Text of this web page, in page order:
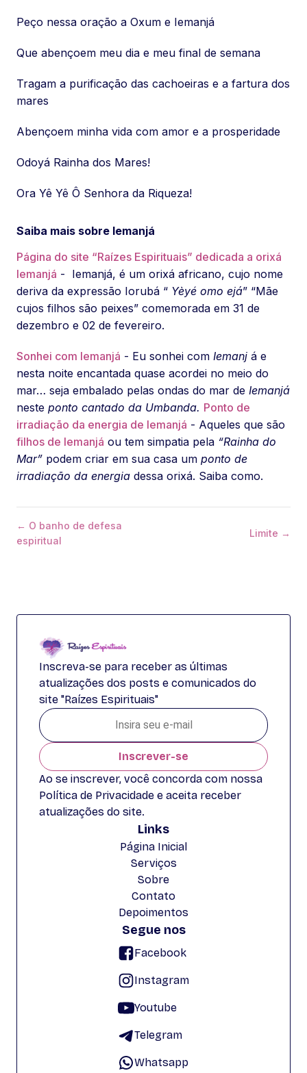
Peço nessa oração a Oxum e Iemanjá
Que abençoem meu dia e meu final de semana
Tragam a purificação das cachoeiras e a fartura dos
mares
Abençoem minha vida com amor e a prosperidade
Odoyá Rainha dos Mares!
Ora Yê Yê Ô Senhora da Riqueza!
Saiba mais sobre Iemanjá
Página do site “Raízes Espirituais” dedicada a orixá
Iemanjá - Iemanjá, é um orixá africano, cujo nome
deriva da expressão Iorubá “ Yèyé omo ejá” “Mãe
cujos filhos são peixes” comemorada em 31 de
dezembro e 02 de fevereiro.
Sonhei com Iemanjá - Eu sonhei com Iemanj á e
nesta noite encantada quase acordei no meio do
mar… seja embalado pelas ondas do mar de Iemanjá
neste ponto cantado da Umbanda. Ponto de
irradiação da energia de Iemanjá - Aqueles que são
filhos de Iemanjá ou tem simpatia pela “Rainha do
Mar” podem criar em sua casa um ponto de
irradiação da energia dessa orixá. Saiba como.
← O banho de defesa
espiritual
Limite →
Inscreva-se para receber as últimas
atualizações dos posts e comunicados do
site "Raízes Espirituais"
Inscrever-se
Ao se inscrever, você concorda com nossa
Política de Privacidade e aceita receber
atualizações do site.
Links
Página Inicial
Serviços
Sobre
Contato
Depoimentos
Segue nos
Facebook
Instagram
Youtube
Telegram
Whatsapp